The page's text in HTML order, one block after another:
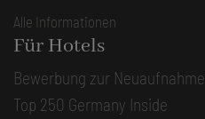
Alle Informationen
Für Hotels
Bewerbung zur Neuaufnahme
Top 250 Germany Inside